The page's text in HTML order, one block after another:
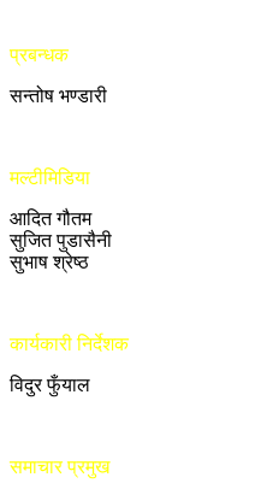
प्रबन्धक
सन्तोष भण्डारी
मल्टीमिडिया
आदित गौतम
सुजित पुडासैनी
सुभाष श्रेष्ठ
कार्यकारी निर्देशक
विदुर फुँयाल
समाचार प्रमुख